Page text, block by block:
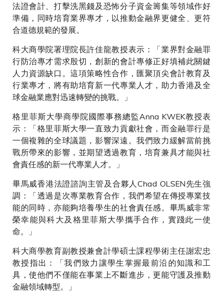
法證會計、打擊洗黑錢及恐怖分子資金籌集等領域作好
準備，同時培育業界專才，以推動金融界更健全、更符
合道德規範的發展。
科大商學院署理院長許佳龍教授表示：「業界對金融罪
行防治專才需求殷切，創新的會計專修正好填補此關鍵
人力資源缺口。這項策略性合作，匯聚頂尖會計教育及
行業專才，將有助培育新一代專業人才，助力香港及全
球金融業應對迅速轉變的挑戰。」
格里菲斯大學商學院國際事務總監Anna KWEK教授表
示：「格里菲斯大學一直致力貢獻社會，而金融罪行是
一個複雜的全球議題，影響深遠。我們致力緩解當前挑
戰所帶來的影響，並期望透過教育，培育兼具才能與社
會責任感的新一代專業人才。」
畢馬威香港法證諮詢主管及合夥人Chad OLSEN先生強
調：「透過是次專業教育合作，我們希望在傳授專業技
能的同時，亦能夠培養學生的社會責任感。畢馬威非常
榮幸能與科大及格里菲斯大學攜手合作，實踐此一使
命。」
科大商學教育副教授兼會計學碩士課程學術主任謝宏忠
教授指出：「我們致力讓學生掌握最前沿的知識和工
具，使他們不僅能在事業上不斷進步，更能守護及推動
金融領域轉型。」